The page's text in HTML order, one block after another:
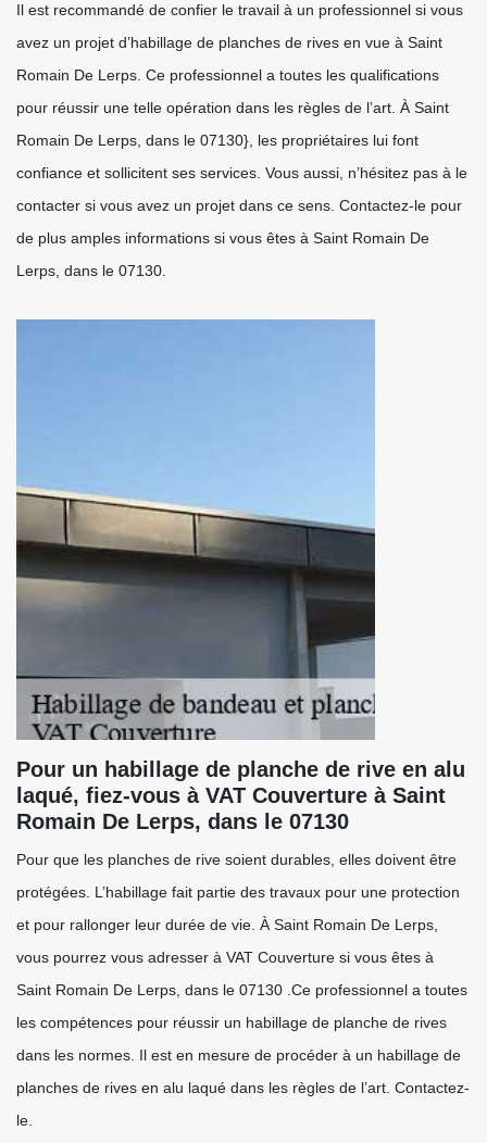
Il est recommandé de confier le travail à un professionnel si vous
avez un projet d’habillage de planches de rives en vue à Saint
Romain De Lerps. Ce professionnel a toutes les qualifications
pour réussir une telle opération dans les règles de l’art. À Saint
Romain De Lerps, dans le 07130}, les propriétaires lui font
confiance et sollicitent ses services. Vous aussi, n’hésitez pas à le
contacter si vous avez un projet dans ce sens. Contactez-le pour
de plus amples informations si vous êtes à Saint Romain De
Lerps, dans le 07130.
Pour un habillage de planche de rive en alu
laqué, fiez-vous à VAT Couverture à Saint
Romain De Lerps, dans le 07130
Pour que les planches de rive soient durables, elles doivent être
protégées. L’habillage fait partie des travaux pour une protection
et pour rallonger leur durée de vie. À Saint Romain De Lerps,
vous pourrez vous adresser à VAT Couverture si vous êtes à
Saint Romain De Lerps, dans le 07130 .Ce professionnel a toutes
les compétences pour réussir un habillage de planche de rives
dans les normes. Il est en mesure de procéder à un habillage de
planches de rives en alu laqué dans les règles de l’art. Contactez-
le.